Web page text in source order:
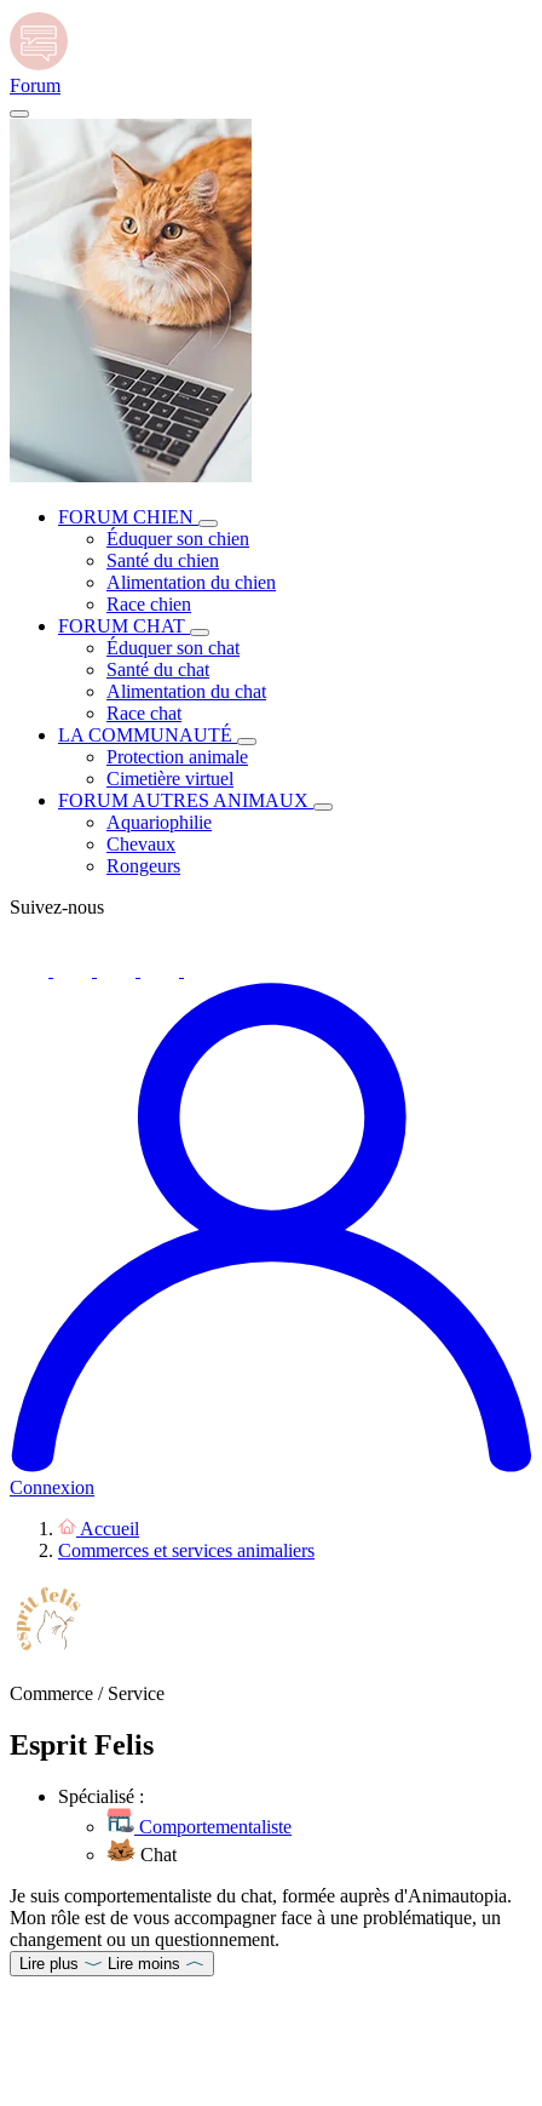
Forum
FORUM CHIEN
Éduquer son chien
Santé du chien
Alimentation du chien
Race chien
FORUM CHAT
Éduquer son chat
Santé du chat
Alimentation du chat
Race chat
LA COMMUNAUTÉ
Protection animale
Cimetière virtuel
FORUM AUTRES ANIMAUX
Aquariophilie
Chevaux
Rongeurs
Suivez-nous
Connexion
Accueil
Commerces et services animaliers
Commerce / Service
Esprit Felis
Spécialisé :
Comportementaliste
Chat
Je suis comportementaliste du chat, formée auprès d'Animautopia.
Mon rôle est de vous accompagner face à une problématique, un
changement ou un questionnement.
Lire plus Lire moins